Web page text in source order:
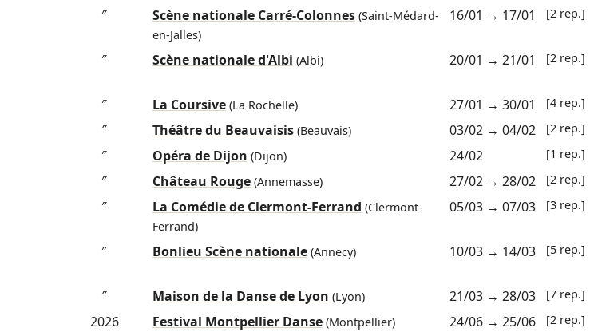
″ Scène nationale Carré-Colonnes(Saint-Médard-
en-Jalles)
16/01 → 17/01 [2 rep.]
″ Scène nationale d'Albi (Albi) 20/01 → 21/01 [2 rep.]
″
La Coursive(La Rochelle) 27/01 → 30/01 [4 rep.]
″ Théâtre du Beauvaisis(Beauvais) 03/02→ 04/02 [2 rep.]
″ Opéra de Dijon (Dijon) 24/02 [1 rep.]
″
Château Rouge(Annemasse) 27/02→ 28/02 [2 rep.]
″ La Comédie de Clermont-Ferrand (Clermont-
Ferrand)
05/03→ 07/03 [3 rep.]
″ Bonlieu Scène nationale(Annecy) 10/03→ 14/03 [5 rep.]
″
Maison de la Danse de Lyon (Lyon) 21/03→ 28/03 [7 rep.]
2026 Festival Montpellier Danse(Montpellier) 24/06→ 25/06 [2 rep.]